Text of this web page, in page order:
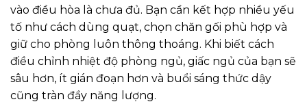
vào điều hòa là chưa đủ. Bạn cần kết hợp nhiều yếu
tố như cách dùng quạt, chọn chăn gối phù hợp và
giữ cho phòng luôn thông thoáng. Khi biết cách
điều chỉnh nhiệt độ phòng ngủ, giấc ngủ của bạn sẽ
sâu hơn, ít gián đoạn hơn và buổi sáng thức dậy
cũng tràn đầy năng lượng.